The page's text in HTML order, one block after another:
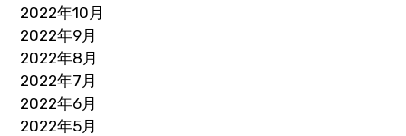
2022年10月
2022年9月
2022年8月
2022年7月
2022年6月
2022年5月